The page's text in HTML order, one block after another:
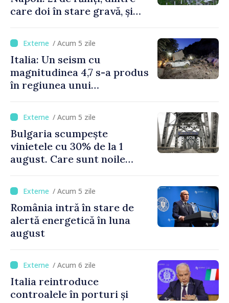
care doi în stare gravă, și
/ Acum 5 zile
Italia: Un seism cu
magnitudinea 4,7 s-a produs
în regiunea unui
de Napoli
/ Acum 5 zile
Bulgaria scumpește
vinietele cu 30% de la 1
august. Care sunt noile
/ Acum 5 zile
România intră în stare de
alertă energetică în luna
august
/ Acum 6 zile
Italia reintroduce
controalele în porturi și